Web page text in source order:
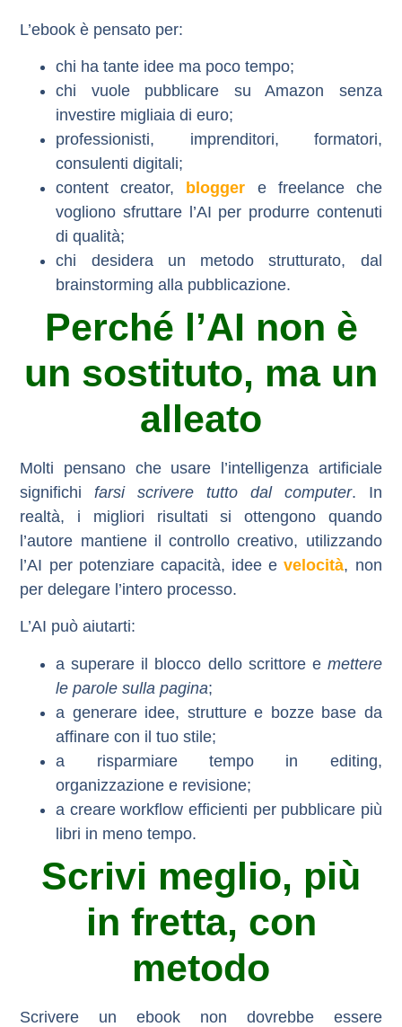
L’ebook è pensato per:
chi ha tante idee ma poco tempo;
chi vuole pubblicare su Amazon senza
investire migliaia di euro;
professionisti, imprenditori, formatori,
consulenti digitali;
content creator,
blogger e freelance che
voglionosfruttare l’AI per produrre contenuti
di qualità;
chi desidera un metodo strutturato, dal
brainstorming alla pubblicazione.
Perché l’AI non è
un sostituto, ma un
alleato
Molti pensano che usare l’intelligenza artificiale
significhifarsi scrivere tutto dal computer. In
realtà, i migliori risultati si ottengono quando
l’autore mantiene il controllo creativo, utilizzando
l’AI per potenziare capacità, idee evelocità, non
per delegare l’intero processo.
L’AI può aiutarti:
a superare il blocco dello scrittore e mettere
le parole sulla pagina;
a generare idee, strutture e bozze base da
affinare con il tuo stile;
a risparmiare tempo in editing,
organizzazione e revisione;
a creareworkflow efficienti per pubblicare più
libri in meno tempo.
Scrivi meglio, più
in fretta, con
metodo
Scrivere un ebook non dovrebbe essere